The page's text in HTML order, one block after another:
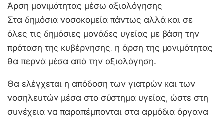
Άρση μονιμότητας μέσω αξιολόγησης
Στα δημόσια νοσοκομεία πάντως αλλά και σε
όλες τις δημόσιες μονάδες υγείας με βάση την
πρόταση της κυβέρνησης, η άρση της μονιμότητας
θα περνά μέσα από την αξιολόγηση.
Θα ελέγχεται η απόδοση των γιατρών και των
νοσηλευτών μέσα στο σύστημα υγείας, ώστε στη
συνέχεια να παραπέμπονται στα αρμόδια όργανα